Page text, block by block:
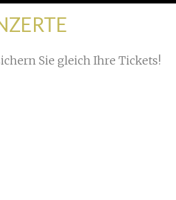
Sie gleich Ihre Tickets!